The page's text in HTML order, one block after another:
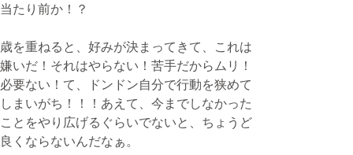
当たり前か！？
歳を重ねると、好みが決まってきて、これは
嫌いだ！それはやらない！苦手だからムリ！
必要ない！て、ドンドン自分で行動を狭めて
しまいがち！！！あえて、今までしなかった
ことをやり広げるぐらいでないと、ちょうど
良くならないんだなぁ。